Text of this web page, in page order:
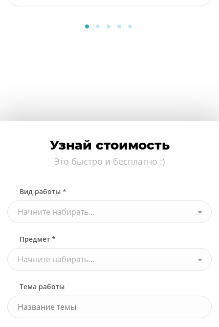
Узнай стоимость
Это быстро и бесплатно :)
Вид работы *
Начните набирать...
Предмет *
Начните набирать...
Тема работы